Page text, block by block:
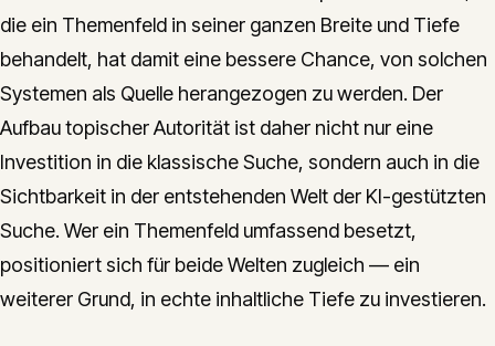
die ein Themenfeld in seiner ganzen Breite und Tiefe
behandelt, hat damit eine bessere Chance, von solchen
Systemen als Quelle herangezogen zu werden. Der
Aufbau topischer Autorität ist daher nicht nur eine
Investition in die klassische Suche, sondern auch in die
Sichtbarkeit in der entstehenden Welt der KI-gestützten
Suche. Wer ein Themenfeld umfassend besetzt,
positioniert sich für beide Welten zugleich — ein
weiterer Grund, in echte inhaltliche Tiefe zu investieren.